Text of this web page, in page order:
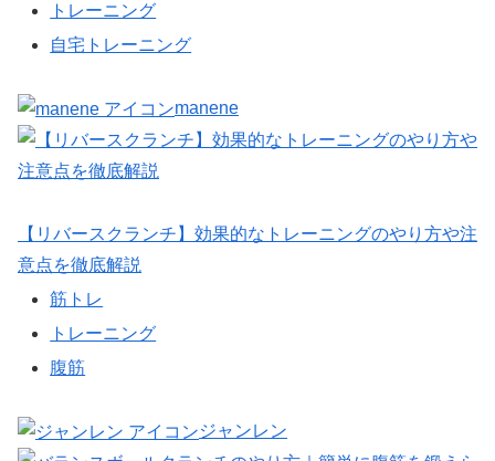
トレーニング
自宅トレーニング
manene
【リバースクランチ】効果的なトレーニングのやり方や注
意点を徹底解説
筋トレ
トレーニング
腹筋
ジャンレン